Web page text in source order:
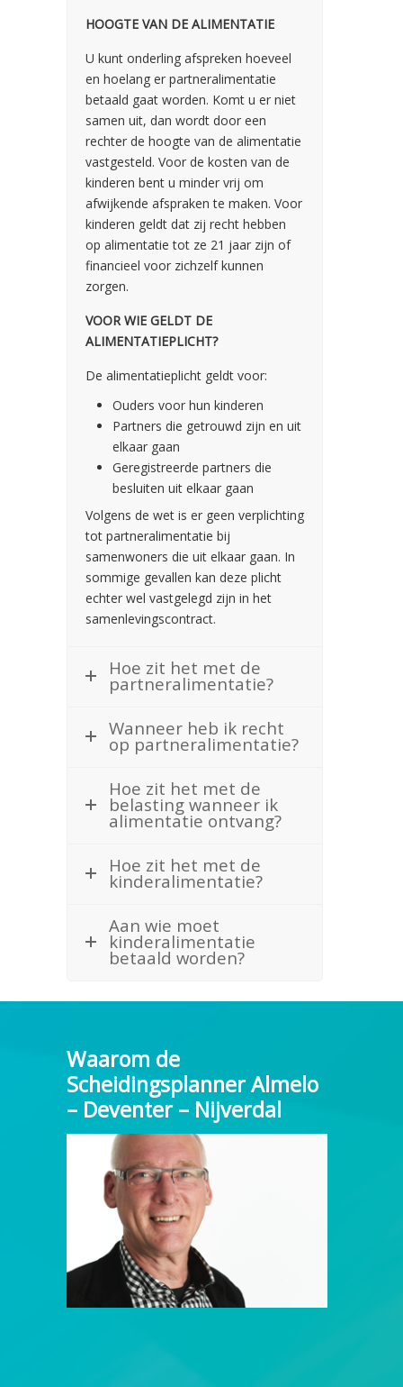
HOOGTE VAN DE ALIMENTATIE
U kunt onderling afspreken hoeveel
en hoelang er partneralimentatie
betaald gaat worden. Komt u er niet
samen uit, dan wordt door een
rechter de hoogte van de alimentatie
vastgesteld. Voor de kosten van de
kinderen bent u minder vrij om
afwijkende afspraken te maken. Voor
kinderen geldt dat zij recht hebben
op alimentatie tot ze 21 jaar zijn of
financieel voor zichzelf kunnen
zorgen.
VOOR WIE GELDT DE
ALIMENTATIEPLICHT?
De alimentatieplicht geldt voor:
Ouders voor hun kinderen
Partners die getrouwd zijn en uit
elkaar gaan
Geregistreerde partners die
besluiten uit elkaar gaan
Volgens de wet is er geen verplichting
tot partneralimentatie bij
samenwoners die uit elkaar gaan. In
sommige gevallen kan deze plicht
echter wel vastgelegd zijn in het
samenlevingscontract.
Hoe zit het met de
partneralimentatie?
Wanneer heb ik recht
op partneralimentatie?
Hoe zit het met de
belasting wanneer ik
alimentatie ontvang?
Hoe zit het met de
kinderalimentatie?
Aan wie moet
kinderalimentatie
betaald worden?
Waarom de
Scheidingsplanner Almelo
– Deventer – Nijverdal